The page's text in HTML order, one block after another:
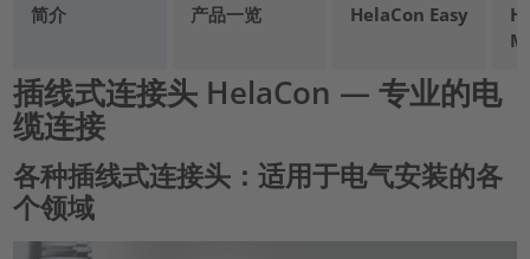
简介 产品一览 HelaCon Easy
插线式连接头 HelaCon — 专业的电
缆连接
各种插线式连接头：适用于电气安装的各
个领域